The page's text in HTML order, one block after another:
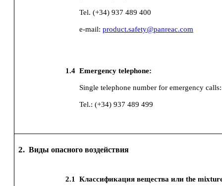
Tel. (+34) 937 489 400
e-mail:product.safety@panreac.com
1.4 Emergency telephone:
Single telephone number for emergency
Tel.: (+34) 937 489 499
2. Виды опасного воздействия
2.1 Классификация вещества или the